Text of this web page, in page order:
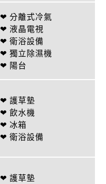
❤ 分離式冷氣
❤ 液晶電視
❤ 衛浴設備
❤ 獨立除濕機
❤ 陽台
❤ 護草墊
❤ 飲水機
❤ 冰箱
❤ 衛浴設備
❤ 護草墊